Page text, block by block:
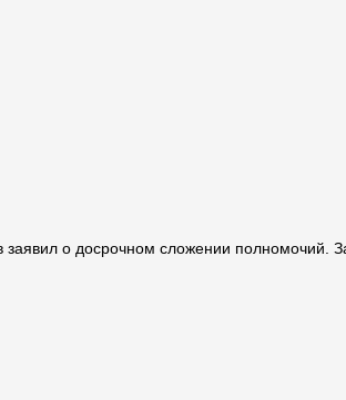
о досрочном сложении полномочий.